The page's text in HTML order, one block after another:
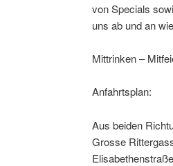
von Specials
uns ab und an
Mittrinken –
Anfahrtsplan:
Aus beiden
Grosse